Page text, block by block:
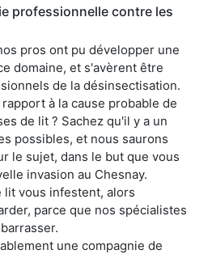
professionnelle contre les
pros ont pu développer une
domaine, et s'avèrent être
de la désinsectisation.
à la cause probable de
de lit ? Sachez qu'il y a un
possibles, et nous saurons
le sujet, dans le but que vous
invasion au Chesnay.
lit vous infestent, alors
parce que nos spécialistes
une compagnie de